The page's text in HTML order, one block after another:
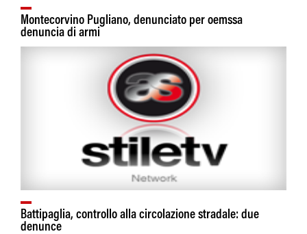
Montecorvino Pugliano, denunciato per oemssa
denuncia di armi
Battipaglia, controllo alla circolazione stradale: due
denunce